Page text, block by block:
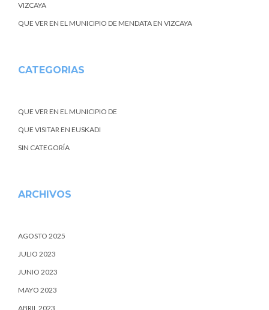
VIZCAYA
QUE VER EN EL MUNICIPIO DE MENDATA EN VIZCAYA
CATEGORIAS
QUE VER EN EL MUNICIPIO DE
QUE VISITAR EN EUSKADI
SIN CATEGORÍA
ARCHIVOS
AGOSTO 2025
JULIO 2023
JUNIO 2023
MAYO 2023
ABRIL 2023